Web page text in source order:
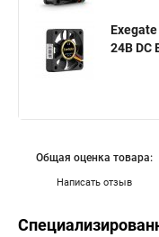
24В DC
Написать отзыв
Общая оценка товара: